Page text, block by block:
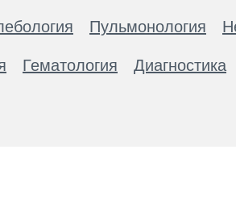
Пульмонология
Гематология Диагностика